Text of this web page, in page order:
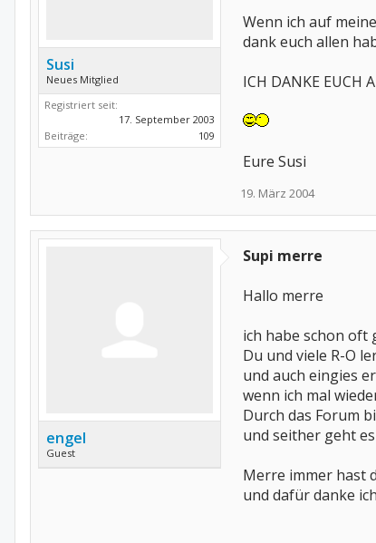
Susi
Neues Mitglied
Registriert seit:
17. September 2003
Beiträge:
109
Wenn ich auf
dank euch allen
ICH DANKE EUCH
Eure Susi
19. März 2004
engel
Guest
Supi merre
Hallo merre
ich habe schon oft
Du und viele R-O
und auch eingies
wenn ich mal
Durch das Forum
und seither geht
Merre immer hast
und dafür danke